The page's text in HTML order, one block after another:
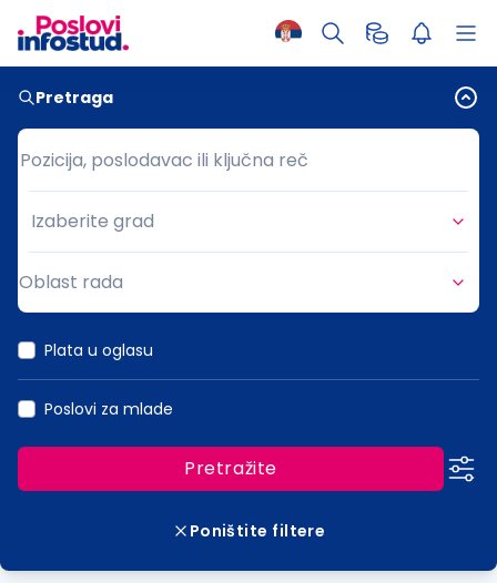
Pretraga
Pozicija, poslodavac ili ključna reč
Pozicija, poslodavac ili ključna reč
Grad
Izaberite grad
Oblast rada
Plata u oglasu
Poslovi za mlade
Pretražite
Poništite filtere